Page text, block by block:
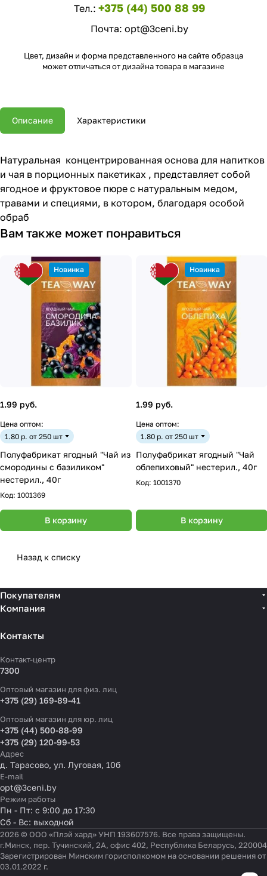
Тел.: +375 (44) 500 88 99
Почта: opt@3ceni.by
Цвет, дизайн и форма представленного на сайте образца
может отличаться от дизайна товара в магазине
Описание Характеристики
Натуральная концентрированная основа для напитков
и чая в порционных пакетиках , представляет собой
ягодное и фруктовое пюре с натуральным медом,
травами и специями, в котором, благодаря особой
обраб
Вам также может понравиться
Новинка
1.99 руб.
Цена оптом:
1.80 р. от 250 шт
Полуфабрикат ягодный "Чай из
смородины с базиликом"
нестерил., 40г
Код: 1001369
В корзину
Новинка
1.99 руб.
Цена оптом:
1.80 р. от 250 шт
Полуфабрикат ягодный "Чай
облепиховый" нестерил., 40г
Код: 1001370
В корзину
Назад к списку
Покупателям
Компания
Контакты
Контакт-центр
7300
Оптовый магазин для физ. лиц
+375 (29) 169-89-41
Оптовый магазин для юр. лиц
+375 (44) 500-88-99
+375 (29) 120-99-53
Адрес
д. Тарасово, ул. Луговая, 10б
E-mail
opt@3ceni.by
Режим работы
Пн - Пт: с 9:00 до 17:30
Сб - Вс: выходной
2026 © ООО «Плэй хард» УНП 193607576. Все права защищены.
г.Минск, пер. Тучинский, 2А, офис 402, Республика Беларусь, 220004
Зарегистрирован Минским горисполкомом на основании решения от
03.01.2022 г.Настройки файлов cookie